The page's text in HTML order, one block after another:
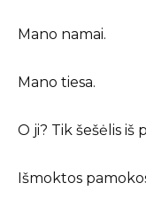
Mano namai.
Mano tiesa.
O ji? Tik šešėlis iš
Išmoktos